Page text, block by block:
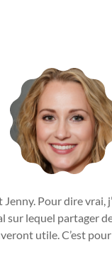
Jenny. Pour dire vrai,
sur lequel partager
utile. C’est pour